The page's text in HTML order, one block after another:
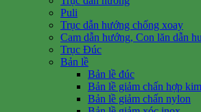
Puli
Trục dẫn hướng chống xoay
Cam dẫn hướng, Con lăn dẫn
Trục Đúc
Bản lề
Bản lề đúc
Bản lề giảm chấn hợp
Bản lề giảm chấn nylon